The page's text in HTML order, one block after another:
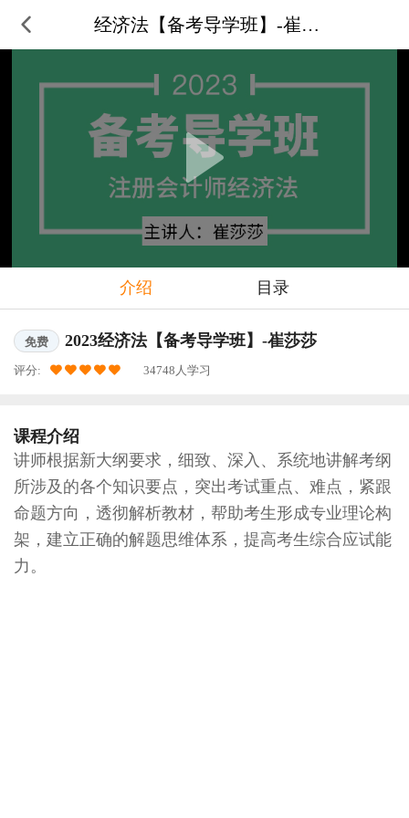
经济法【备考导学班】-崔莎莎
介绍 目录
免费 2023经济法【备考导学班】-崔莎莎
评分: 34748人学习
课程介绍
讲师根据新大纲要求，细致、深入、系统地讲解考纲
所涉及的各个知识要点，突出考试重点、难点，紧跟
命题方向，透彻解析教材，帮助考生形成专业理论构
架，建立正确的解题思维体系，提高考生综合应试能
力。